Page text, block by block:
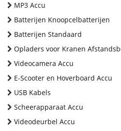
MP3 Accu
Batterijen Knoopcelbatterijen
Batterijen Standaard
Opladers voor Kranen
Videocamera Accu
E-Scooter en Hoverboard Accu
USB Kabels
Scheerapparaat Accu
Videodeurbel Accu